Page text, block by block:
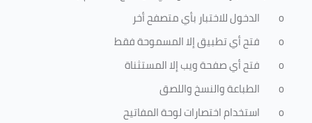
o
الدخول للاختبار بأي متصفح أخر
o
فتح أي تطبيق إلا المسموحة فقط
o
فتح أي صفحة ويب إلا المستثناة
o
الطباعة والنسخ واللصق
o
استخدام اختصارات لوحة المفاتيح